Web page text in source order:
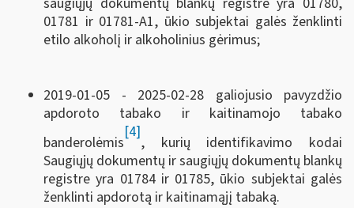
01781 ir 01781-A1, ūkio subjektai galės ženklinti
etilo alkoholį ir alkoholinius gėrimus;
2019-01-05 - 2025-02-28 galiojusio pavyzdžio
apdoroto tabako ir kaitinamojo tabako
banderolėmis
[4]
, kurių identifikavimo kodai
Saugiųjų dokumentų ir saugiųjų dokumentų blankų
registre yra 01784 ir 01785, ūkio subjektai galės
ženklinti apdorotą ir kaitinamąjį tabaką.